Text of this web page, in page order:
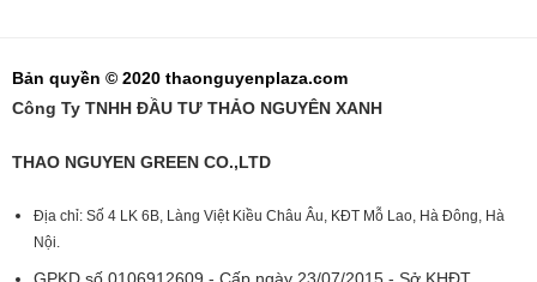
Bản quyền © 2020 thaonguyenplaza.com
Công Ty TNHH ĐẦU TƯ THẢO NGUYÊN XANH
THAO NGUYEN GREEN CO.,LTD
Địa chỉ: Số 4 LK 6B, Làng Việt Kiều Châu Âu, KĐT Mỗ Lao, Hà Đông, Hà
Nội.
GPKD số 0106912609 - Cấp ngày 23/07/2015 - Sở KHĐT